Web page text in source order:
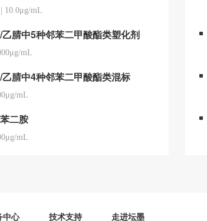
10.0μg/mL
腈中5种邻苯二甲酸酯类塑化剂
mL
腈中4种邻苯二甲酸酯类混标
mL
二胺
mL
中心 技术支持 走进坛墨